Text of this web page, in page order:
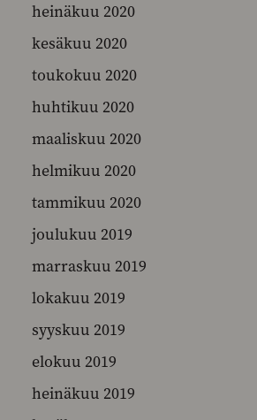
heinäkuu 2020
kesäkuu 2020
toukokuu 2020
huhtikuu 2020
maaliskuu 2020
helmikuu 2020
tammikuu 2020
joulukuu 2019
marraskuu 2019
lokakuu 2019
syyskuu 2019
elokuu 2019
heinäkuu 2019